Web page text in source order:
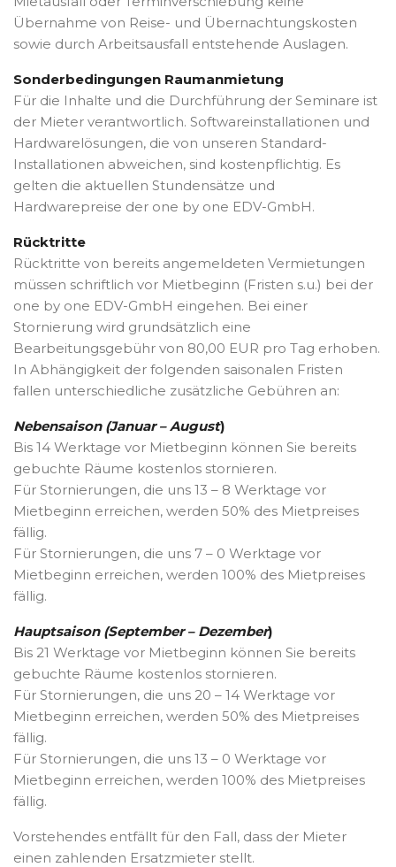
Übernahme von Reise- und Übernachtungskosten
sowie durch Arbeitsausfall entstehende Auslagen.
Sonderbedingungen Raumanmietung
Für die Inhalte und die Durchführung der Seminare ist
der Mieter verantwortlich. Softwareinstallationen und
Hardwarelösungen, die von unseren Standard-
Installationen abweichen, sind kostenpflichtig. Es
gelten die aktuellen Stundensätze und
Hardwarepreise der one by one EDV-GmbH.
Rücktritte
Rücktritte von bereits angemeldeten Vermietungen
müssen schriftlich vor Mietbeginn (Fristen s.u.) bei der
one by one EDV-GmbH eingehen. Bei einer
Stornierung wird grundsätzlich eine
Bearbeitungsgebühr von 80,00 EUR pro Tag erhoben.
In Abhängigkeit der folgenden saisonalen Fristen
fallen unterschiedliche zusätzliche Gebühren an:
Nebensaison (Januar – August)
Bis 14 Werktage vor Mietbeginn können Sie bereits
gebuchte Räume kostenlos stornieren.
Für Stornierungen, die uns 13 – 8 Werktage vor
Mietbeginn erreichen, werden 50% des Mietpreises
fällig.
Für Stornierungen, die uns 7 – 0 Werktage vor
Mietbeginn erreichen, werden 100% des Mietpreises
fällig.
Hauptsaison (September – Dezember)
Bis 21 Werktage vor Mietbeginn können Sie bereits
gebuchte Räume kostenlos stornieren.
Für Stornierungen, die uns 20 – 14 Werktage vor
Mietbeginn erreichen, werden 50% des Mietpreises
fällig.
Für Stornierungen, die uns 13 – 0 Werktage vor
Mietbeginn erreichen, werden 100% des Mietpreises
fällig.
Vorstehendes entfällt für den Fall, dass der Mieter
einen zahlenden Ersatzmieter stellt.